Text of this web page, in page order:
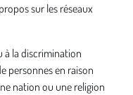
sur les réseaux
à la discrimination
personnes en raison
nation ou une religion